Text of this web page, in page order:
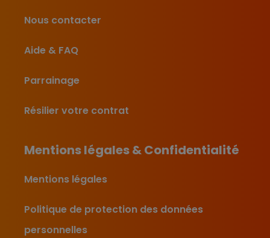
Nous contacter
Aide & FAQ
Parrainage
Résilier votre contrat
Mentions légales & Confidentialité
Mentions légales
Politique de protection des données
personnelles